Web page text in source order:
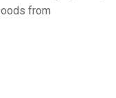
from